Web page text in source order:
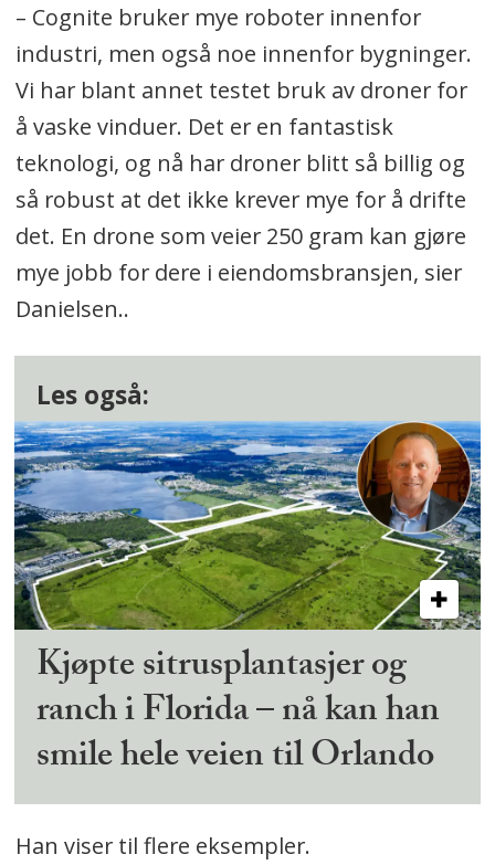
– Cognite bruker mye roboter innenfor
industri, men også noe innenfor bygninger.
Vi har blant annet testet bruk av droner for
å vaske vinduer. Det er en fantastisk
teknologi, og nå har droner blitt så billig og
så robust at det ikke krever mye for å drifte
det. En drone som veier 250 gram kan gjøre
mye jobb for dere i eiendomsbransjen, sier
Danielsen..
Les også:
Kjøpte sitrusplantasjer og
ranch i Florida – nå kan han
smile hele veien til Orlando
Han viser til flere eksempler.